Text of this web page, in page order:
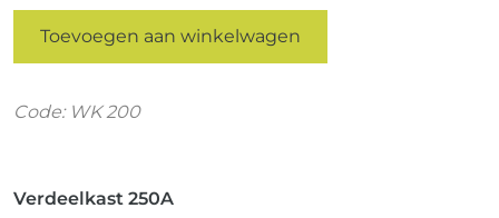
Toevoegen aan winkelwagen
Code: WK 200
Verdeelkast 250A